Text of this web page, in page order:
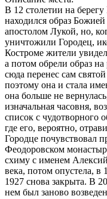
В 12 столетии на
находился образ
апостолом Лукой, но,
уничтожили Городец,
Костроме жители
а потом обрели образ
сюда перенес сам
поэтому она и стала
она больше не
изначальная часовня,
список с чудотворного
где его, вероятно,
Городце почувствовал
Феодоровском
схиму с именем
века, потом опустела, в
1927 снова закрыта. В
нем был заново